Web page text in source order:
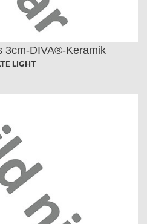
3cm-DIVA®-Keramik
LIGHT